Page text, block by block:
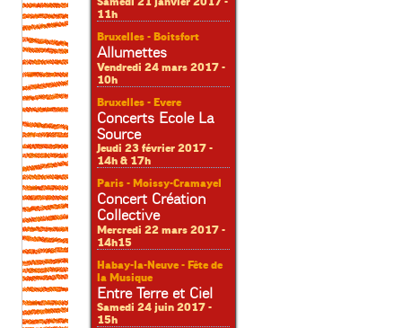
11h
Bruxelles - Boitsfort
Allumettes
Vendredi 24 mars 2017 -
10h
Bruxelles - Evere
Concerts Ecole La
Source
Jeudi 23 février 2017 -
14h & 17h
Paris - Moissy-Cramayel
Concert Création
Collective
Mercredi 22 mars 2017 -
14h15
Habay-la-Neuve - Fête de
la Musique
Entre Terre et Ciel
Samedi 24 juin 2017 -
15h